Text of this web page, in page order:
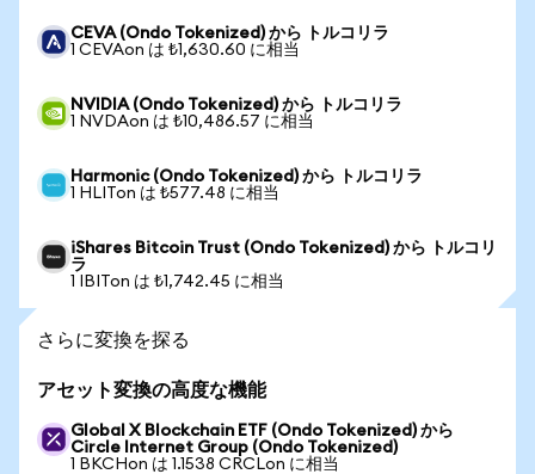
CEVA (Ondo Tokenized) から トルコリラ
1 CEVAon は ₺1,630.60 に相当
NVIDIA (Ondo Tokenized) から トルコリラ
1 NVDAon は ₺10,486.57 に相当
Harmonic (Ondo Tokenized) から トルコリラ
1 HLITon は ₺577.48 に相当
iShares Bitcoin Trust (Ondo Tokenized) から トルコリ
ラ
1 IBITon は ₺1,742.45 に相当
さらに変換を探る
アセット変換の高度な機能
Global X Blockchain ETF (Ondo Tokenized) から
Circle Internet Group (Ondo Tokenized)
1 BKCHon は 1.1538 CRCLon に相当